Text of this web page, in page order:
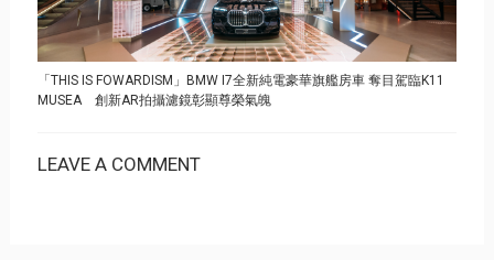
「THIS IS FOWARDISM」BMW I7全新純電豪華旗艦房車 奪目駕臨K11
MUSEA 創新AR拍攝濾鏡彰顯尊榮氣魄
LEAVE A COMMENT